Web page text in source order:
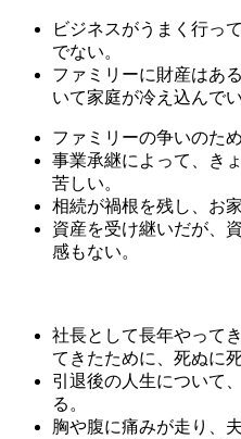
ビジネスがうまく行っ
でない。
ファミリーに財産はあ
いて家庭が冷え込んでい
ファミリーの争いのた
事業承継によって、き
苦しい。
相続が禍根を残し、お
資産を受け継いだが、
感もない。
社長として長年やって
てきたために、死ぬに
引退後の人生について
る。
胸や腹に痛みが走り、